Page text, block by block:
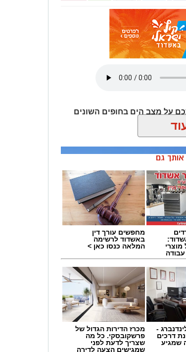
העירונית לתיירות אשדוד על השלמת פרויקט
על מצב הים בחופים השונים
אותך גם
עבודה
מחפשים עורך דין
באשדוד לרשימה
המלאה כנסו כאן >
-
דרכים
שמגיע
מכרז הדירות הגדול של
פרשקובסקי. כל מה
שצריך לדעת לפני
שמגישים הצעה לדירה